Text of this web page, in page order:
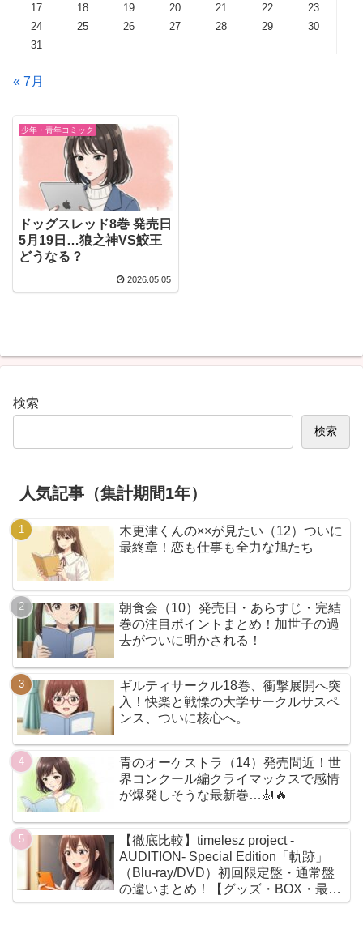
17
18 19 20 21 22
23
24
25 26 27 28 29
30
31
« 7月
少年・青年コミック
ドッグスレッド8巻 発売日
5月19日…狼之神VS鮫王
どうなる？
2026.05.05
検索
検索
人気記事（集計期間1年）
木更津くんの××が見たい（12）ついに
最終章！恋も仕事も全力な旭たち
朝食会（10）発売日・あらすじ・完結
巻の注目ポイントまとめ！加世子の過
去がついに明かされる！
ギルティサークル18巻、衝撃展開へ突
入！快楽と戦慄の大学サークルサスペ
ンス、ついに核心へ。
青のオーケストラ（14）発売間近！世
界コンクール編クライマックスで感情
が爆発しそうな最新巻…🎻🔥
【徹底比較】timelesz project -
AUDITION- Special Edition「軌跡」
（Blu-ray/DVD）初回限定盤・通常盤
の違いまとめ！【グッズ・BOX・最安
値】